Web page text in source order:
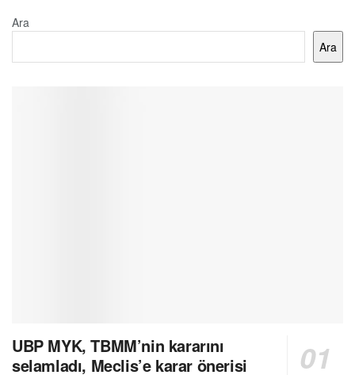
Ara
Ara
UBP MYK, TBMM’nin kararını
selamladı, Meclis’e karar önerisi